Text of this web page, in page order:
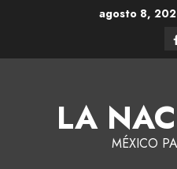
agosto 8,
LA
MÉXICO